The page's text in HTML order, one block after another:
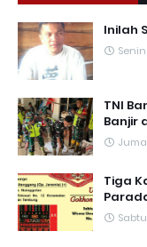
Inilah
TNI
Banjir
Tiga